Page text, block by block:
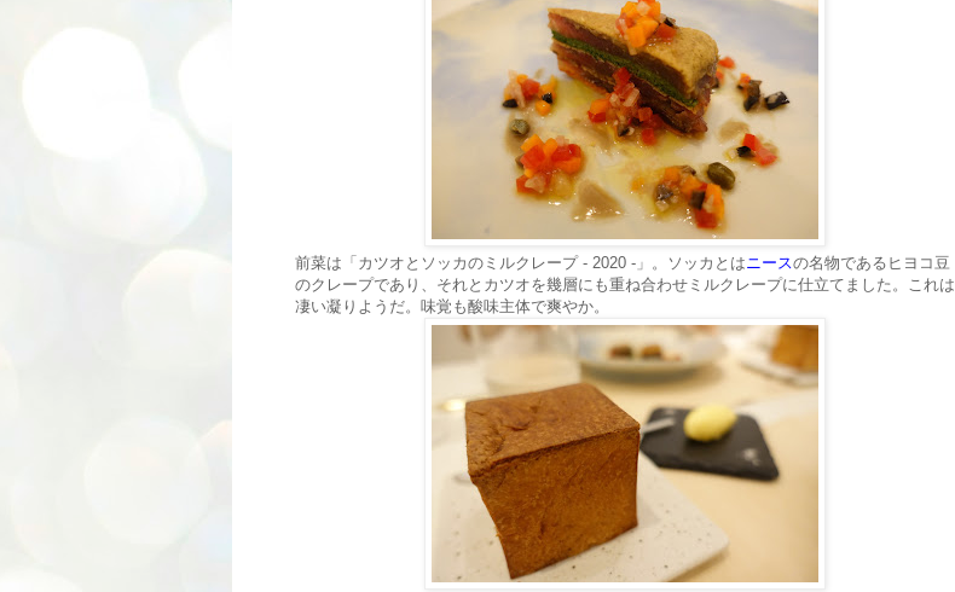
前菜は「カツオとソッカのミルクレープ - 2020 -」。ソッカとは ニースの名物であるヒヨコ豆
のクレープであり、それとカツオを幾層にも重ね合わせミルクレープに仕立てました。これは
凄い凝りようだ。味覚も酸味主体で爽やか。